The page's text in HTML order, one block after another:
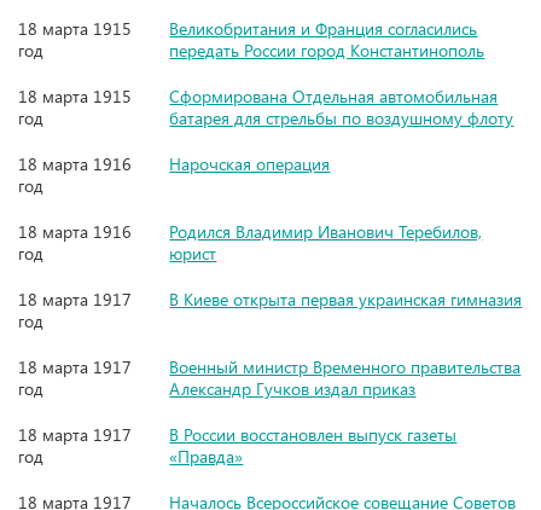
18 марта 1915
год
Великобритания и Франция согласились
передать России город Константинополь
18 марта 1915
год
Сформирована Отдельная автомобильная
батарея для стрельбы по воздушному флоту
18 марта 1916
год
Нарочская операция
18 марта 1916
год
Родился Владимир Иванович Теребилов,
юрист
18 марта 1917
год
В Киеве открыта первая украинская гимназия
18 марта 1917
год
Военный министр Временного правительства
Александр Гучков издал приказ
18 марта 1917
год
В России восстановлен выпуск газеты
«Правда»
18 марта 1917
Началось Всероссийское совещание Советов